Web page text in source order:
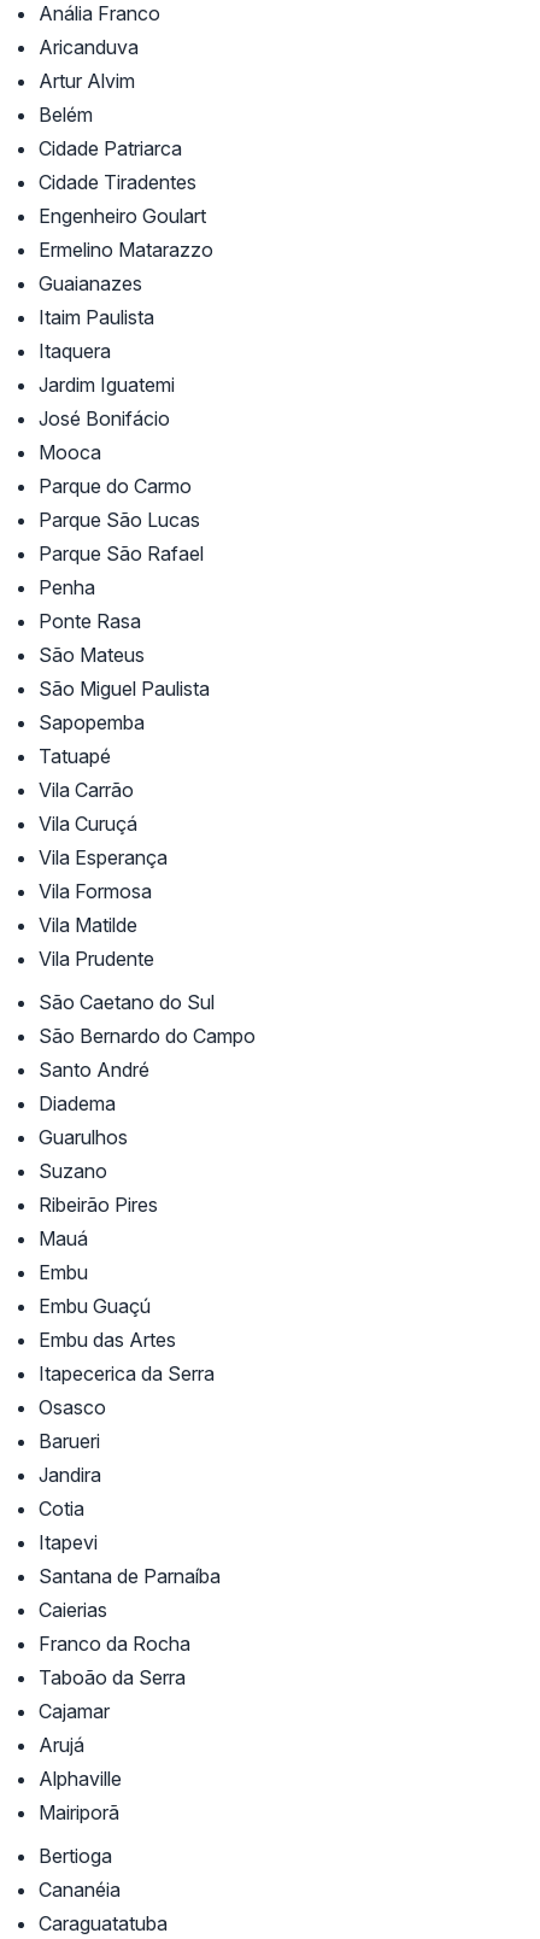
Anália Franco
Aricanduva
Artur Alvim
Belém
Cidade Patriarca
Cidade Tiradentes
Engenheiro Goulart
Ermelino Matarazzo
Guaianazes
Itaim Paulista
Itaquera
Jardim Iguatemi
José Bonifácio
Mooca
Parque do Carmo
Parque São Lucas
Parque São Rafael
Penha
Ponte Rasa
São Mateus
São Miguel Paulista
Sapopemba
Tatuapé
Vila Carrão
Vila Curuçá
Vila Esperança
Vila Formosa
Vila Matilde
Vila Prudente
São Caetano do Sul
São Bernardo do Campo
Santo André
Diadema
Guarulhos
Suzano
Ribeirão Pires
Mauá
Embu
Embu Guaçú
Embu das Artes
Itapecerica da Serra
Osasco
Barueri
Jandira
Cotia
Itapevi
Santana de Parnaíba
Caierias
Franco da Rocha
Taboão da Serra
Cajamar
Arujá
Alphaville
Mairiporã
Bertioga
Cananéia
Caraguatatuba